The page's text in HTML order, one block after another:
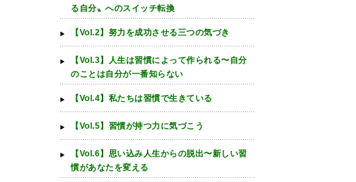
る自分〟へのスイッチ転換
【Vol.2】努力を成功させる三つの気づき
【Vol.3】人生は習慣によって作られる〜自分
のことは自分が一番知らない
【Vol.4】私たちは習慣で生きている
【Vol.5】習慣が持つ力に気づこう
【Vol.6】思い込み人生からの脱出〜新しい習
慣があなたを変える